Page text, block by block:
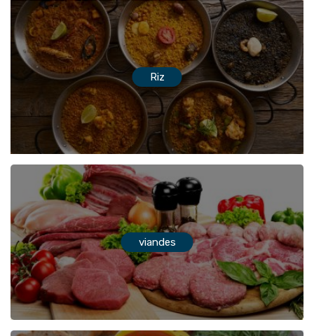
Riz
viandes